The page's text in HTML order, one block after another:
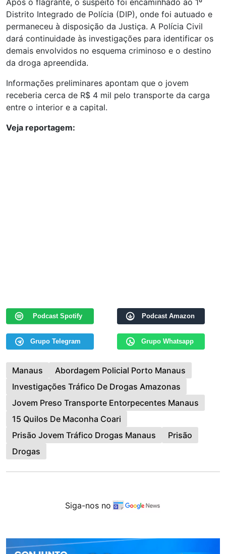
Após o flagrante, o suspeito foi encaminhado ao 1º
Distrito Integrado de Polícia (DIP), onde foi autuado e
permaneceu à disposição da Justiça. A Polícia Civil
dará continuidade às investigações para identificar os
demais envolvidos no esquema criminoso e o destino
da droga apreendida.
Informações preliminares apontam que o jovem
receberia cerca de R$ 4 mil pelo transporte da carga
entre o interior e a capital.
Veja reportagem:
Podcast Spotify Podcast Amazon
Grupo Telegram Grupo Whatsapp
Manaus
Abordagem Policial Porto Manaus
Investigações Tráfico De Drogas Amazonas
Jovem Preso Transporte Entorpecentes Manaus
15 Quilos De Maconha Coari
Prisão Jovem Tráfico Drogas Manaus
Prisão
Drogas
Siga-nos no